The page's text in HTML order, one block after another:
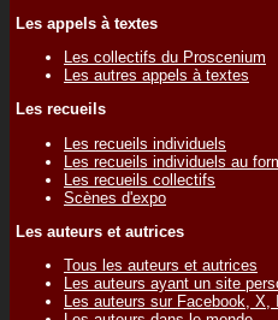
Les appels à textes
Les collectifs du Proscenium
Les autres appels à textes
Les recueils
Les recueils individuels
Les recueils individuels au
Les recueils collectifs
Scènes d'expo
Les auteurs et autrices
Tous les auteurs et autrices
Les auteurs ayant un site
Les auteurs sur Facebook, X,